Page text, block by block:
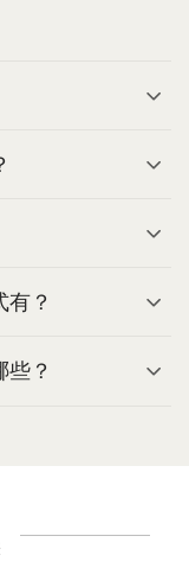
？
？